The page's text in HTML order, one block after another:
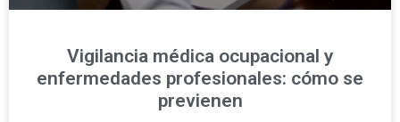
Vigilancia médica ocupacional y
enfermedades profesionales: cómo se
previenen